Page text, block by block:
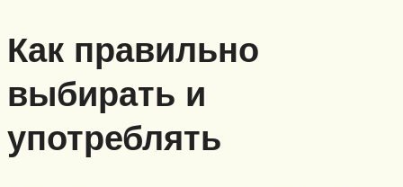
Как правильно
выбирать и
употреблять